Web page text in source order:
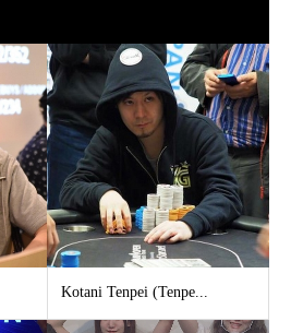
Kotani Tenpei (Tenpe...